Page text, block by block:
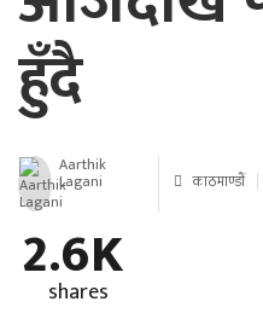
हुँदै
Aarthik
Lagani काठमाण्डाैं
2.6K
shares